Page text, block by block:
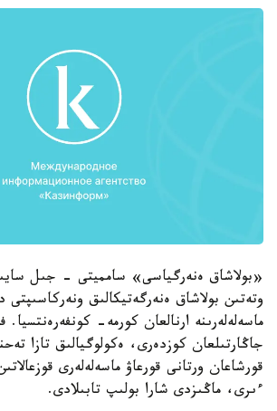
«بولاشاق ەنەرگياسى» سامميتى - جىل
وتەتىن بولاشاق ەنەرگەتيكالىق ونەركاسىپتى
ماسەلەلەرىنە ارنالعان كورمە- كونفەرەنتسيا.
جاڭارتىلعان كوزدەرى، ەكولوگيالىق تازا
قورشاعان ورتانى قورعاۋ ماسەلەلەرى
ءىرى، ماڭىزدى شارا بولىپ تابىلادى.